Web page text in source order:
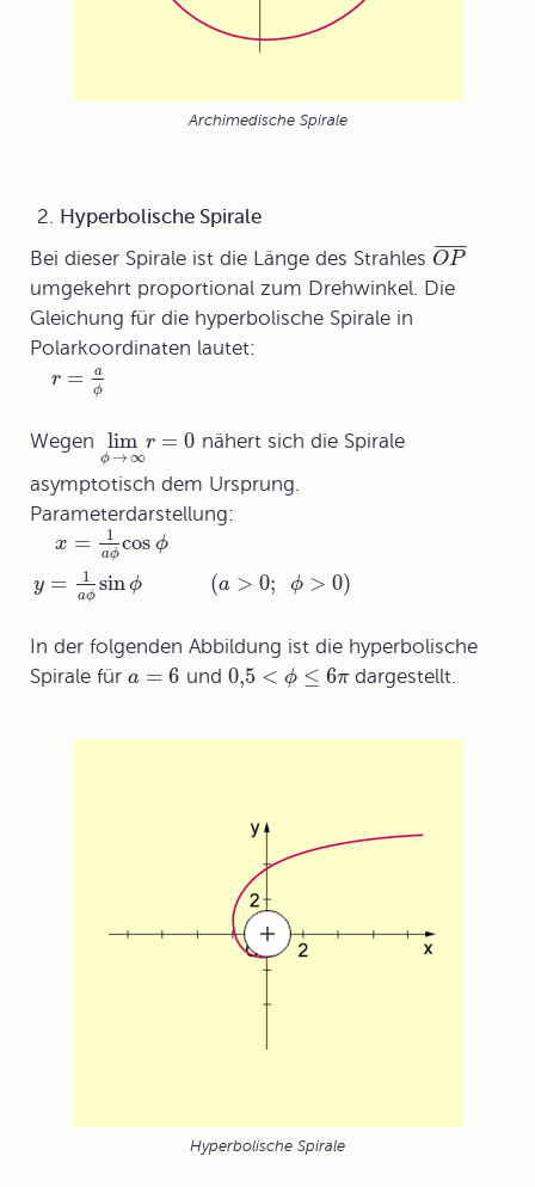
Archimedische Spirale
Hyperbolische Spirale
Bei dieser Spirale ist die Länge des Strahles OP
¯ ¯
¯¯¯
umgekehrt proportional zum Drehwinkel. Die
Gleichung für die hyperbolische Spirale in
Polarkoordinaten lautet:
r =
a
ϕ
Wegen lim
ϕ →∞
r = 0 nähert sich die Spirale
asymptotisch dem Ursprung.
Parameterdarstellung:
x = 1
aϕ cos ϕ
y = 1
aϕ sin ϕ (a > 0; ϕ > 0)
In der folgenden Abbildung ist die hyperbolische
Spirale für a = 6 und 0,5 < ϕ ≤ 6πdargestellt.
Hyperbolische Spirale